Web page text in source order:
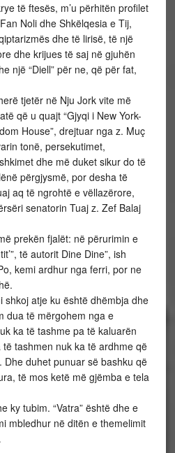
të ftesës, m’u përhitën profilet
Noli dhe Shkëlqesia e Tij,
dhe të lirisë, të një
dhe krijues të saj në gjuhën
një “Diell” për ne, që për fat,
tjetër në Nju Jork vite më
që u quajt “Gjyqi i New York-
House”, drejtuar nga z. Muç
tonë, persekutimet,
dhe më duket sikur do të
përgjysmë, por desha të
aq të ngrohtë e vëllazërore,
senatorin Tuaj z. Zef Balaj
prekën fjalët: në përurimin e
të autorit Dine Dine”, ish
kemi ardhur nga ferri, por ne
shkoj atje ku është dhëmbja dhe
dua të mërgohem nga e
ka të tashme pa të kaluarën
tashmen nuk ka të ardhme që
Dhe duhet punuar së bashku që
të mos ketë më gjëmba e tela
ky tubim. “Vatra” është dhe e
mbledhur në ditën e themelimit